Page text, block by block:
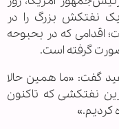
یک نفتکش بزرگ را در
اقدامی که در بحبوحه
گرفته است.
گفت: «ما همین حالا
نفتکشی که تاکنون
کردیم.»